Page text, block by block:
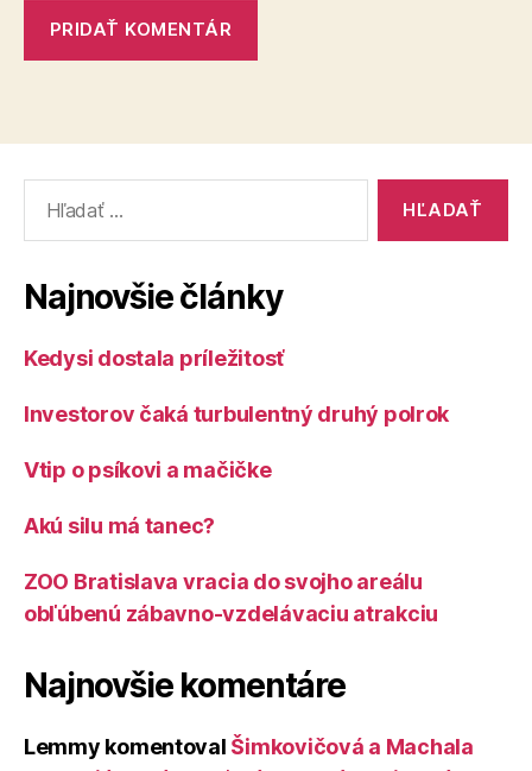
Najnovšie články
Kedysi dostala príležitosť
Investorov čaká turbulentný druhý polrok
Vtip o psíkovi a mačičke
Akú silu má tanec?
ZOO Bratislava vracia do svojho areálu
obľúbenú zábavno-vzdelávaciu atrakciu
Najnovšie komentáre
Lemmy komentoval Šimkovičová a Machala